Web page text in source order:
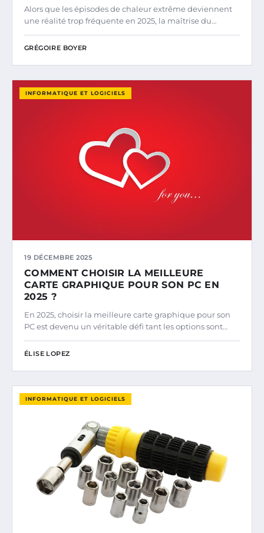
Alors que les épisodes de chaleur extrême deviennent
une réalité trop fréquente en 2025, la maîtrise du…
GRÉGOIRE BOYER
INFORMATIQUE ET LOGICIELS
19 DÉCEMBRE 2025
COMMENT CHOISIR LA MEILLEURE
CARTE GRAPHIQUE POUR SON PC EN
2025 ?
En 2025, choisir la meilleure carte graphique pour son
PC est devenu un véritable défi tant les options sont…
ÉLISE LOPEZ
INFORMATIQUE ET LOGICIELS